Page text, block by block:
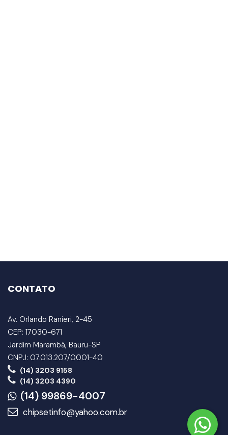
CONTATO
Av. Orlando Ranieri, 2-45
CEP: 17030-671
Jardim Marambá, Bauru-SP
CNPJ: 07.013.207/0001-40
(14) 3203 9158
(14) 3203 4390
(14) 99869-4007
chipsetinfo@yahoo.com.br